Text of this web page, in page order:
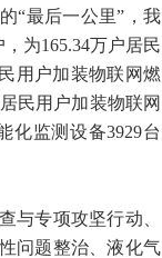
“最后一公里”，我
为165.34万户居民
用户加装物联网燃
民用户加装物联网
化监测设备3929台
与专项攻坚行动、
问题整治、液化气